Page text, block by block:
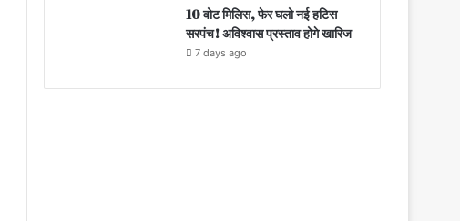
10 वोट मिलिस, फेर घलो नई हटिस
सरपंच! अविश्वास प्रस्ताव होगे खारिज
7 days ago